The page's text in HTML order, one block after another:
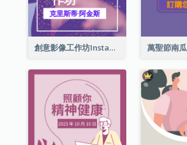
創意影像工作坊Instagram限時動態